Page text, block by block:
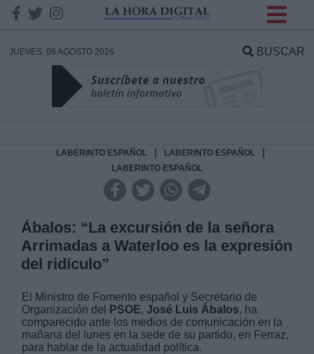
JUEVES, 06 AGOSTO 2026 BUSCAR
LABERINTO ESPAÑOL LABERINTO ESPAÑOL
LABERINTO ESPAÑOL
Ábalos: “La excursión de la señora
Arrimadas a Waterloo es la expresión
del ridículo”
El Ministro de Fomento español y Secretario de
Organización del
PSOE,José Luis Ábalos, ha
comparecido ante los medios de comunicación en la
mañana del lunes en la sede de su partido, en Ferraz,
para hablar de la actualidad política.
DATOS
Responsable: